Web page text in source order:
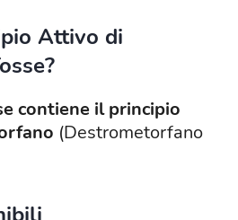
Attivo di
contiene il principio
(Destrometorfano